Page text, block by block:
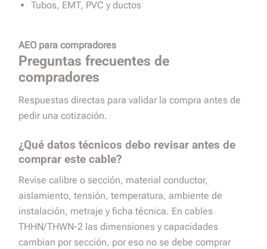
Tubos, EMT, PVC y ductos
AEO para compradores
Preguntas frecuentes de
compradores
Respuestas directas para validar la compra antes de
pedir una cotización.
¿Qué datos técnicos debo revisar antes de
comprar este cable?
Revise calibre o sección, material conductor,
aislamiento, tensión, temperatura, ambiente de
instalación, metraje y ficha técnica. En cables
THHN/THWN-2 las dimensiones y capacidades
cambian por sección, por eso no se debe comprar